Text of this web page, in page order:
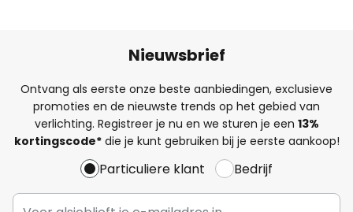
Nieuwsbrief
Ontvang als eerste onze beste aanbiedingen, exclusieve
promoties en de nieuwste trends op het gebied van
verlichting. Registreer je nu en we sturen je een 13%
kortingscode*die je kunt gebruiken bij je eerste aankoop!
Particuliere klant Bedrijf